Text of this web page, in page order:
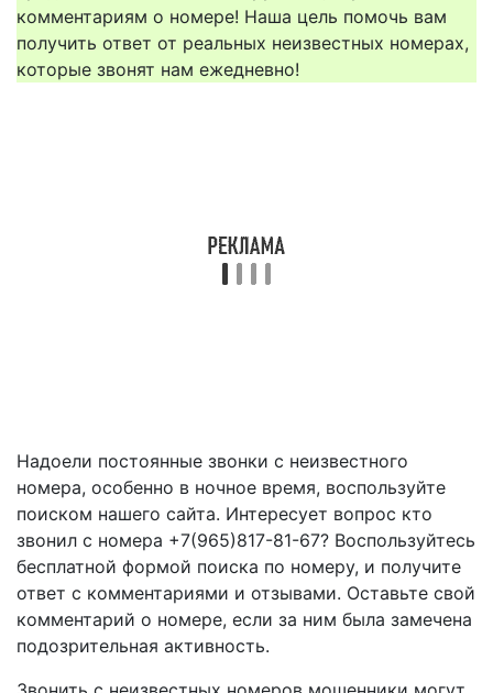
комментариям о номере! Наша цель помочь вам
получить ответ от реальных неизвестных номерах,
которые звонят нам ежедневно!
Надоели постоянные звонки с неизвестного
номера, особенно в ночное время, воспользуйте
поиском нашего сайта. Интересует вопрос кто
звонил с номера +7(965)817-81-67? Воспользуйтесь
бесплатной формой поиска по номеру, и получите
ответ с комментариями и отзывами. Оставьте свой
комментарий о номере, если за ним была замечена
подозрительная активность.